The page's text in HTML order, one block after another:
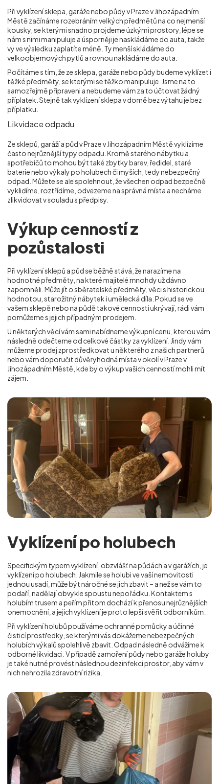
Při vyklízení sklepa, garáže nebo půdy v Praze v Jihozápadním
Městě začínáme rozebráním velkých předmětů na co nejmenší
kousky, se kterými snadno projdeme úzkými prostory, lépe se
nám s nimi manipuluje a úsporněji je naskládáme do auta, takže
vy ve výsledku zaplatíte méně. Ty menší skládáme do
velkoobjemových pytlů a rovnou nakládáme do auta.
Počítáme s tím, že ze sklepa, garáže nebo půdy budeme vyklízet i
těžké předměty, se kterými se těžko manipuluje. Jsme na to
samozřejmě připraveni a nebudeme vám za to účtovat žádný
příplatek. Stejně tak vyklízení sklepa v domě bez výtahu je bez
příplatku.
Likvidace odpadu
Ze sklepů, garáží a půd v Praze v Jihozápadním Městěvyklízíme
často nejrůznější typy odpadu. Kromě starého nábytku a
spotřebičů to mohou být také zbytky barev, ředidel, staré
baterie nebo výkaly po holubech či myších, tedy nebezpečný
odpad. Můžete se ale spolehnout, že všechen odpad bezpečně
vyklidíme, roztřídíme, odvezeme na správná místa a necháme
zlikvidovat v souladu s předpisy.
Výkup cenností z
pozůstalosti
Při vyklízení sklepů a půd se běžně stává, že narazíme na
hodnotné předměty, na které majitelé mnohdy už dávno
zapomněli. Může jít o sběratelské předměty, věci s historickou
hodnotou, starožitný nábytek i umělecká díla. Pokud se ve
vašem sklepě nebo na půdě takové cennosti ukrývají, rádi vám
pomůžeme s jejich případným prodejem.
U některých věcí vám sami nabídneme výkupní cenu, kterou vám
následně odečteme od celkové částky za vyklízení. Jindy vám
můžeme prodej zprostředkovat u některého z našich partnerů
nebo vám doporučit důvěryhodná místa v okolí v Praze v
Jihozápadním Městě , kde by o výkup vašich cenností mohli mít
zájem.
Vyklízení po holubech
Specifickým typem vyklízení, obzvlášť na půdách a v garážích, je
vyklízení po holubech. Jakmile se holubi ve vaší nemovitosti
jednou usadí, může být náročné se jich zbavit – a než se vám to
podaří, nadělají obvykle spoustu nepořádku. Kontaktem s
holubím trusem a peřím přitom dochází k přenosu nejrůznějších
onemocnění, a jejich vyklízení je proto lepší svěřit odborníkům.
Při vyklízení holubů používáme ochranné pomůcky a účinné
čisticí prostředky, se kterými vás dokážeme nebezpečných
holubích výkalů spolehlivě zbavit. Odpad následně odvážíme k
odborné likvidaci. V případě zamoření půdy nebo garáže holuby
je také nutné provést následnou dezinfekci prostor, aby vám v
nich nehrozila zdravotní rizika.